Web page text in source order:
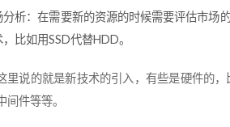
分析：在需要新的资源的时候需要评估市场
比如用SSD代替HDD。
里说的就是新技术的引入，有些是硬件的
间件等等。